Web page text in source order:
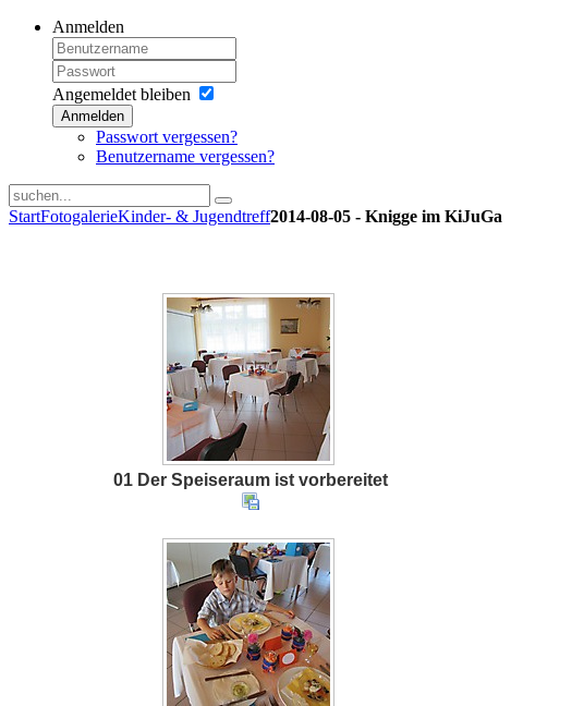
Anmelden
Angemeldet bleiben
Anmelden
Passwort vergessen?
Benutzername vergessen?
StartFotogalerieKinder- & Jugendtreff2014-08-05 - Knigge im KiJuGa
01 Der Speiseraum ist vorbereitet